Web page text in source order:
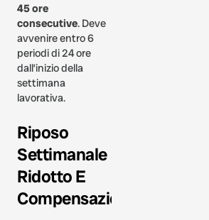
45 ore
consecutive. Deve
avvenire entro 6
periodi di 24 ore
dall’inizio della
settimana
lavorativa.
Riposo
Settimanale
Ridotto E
Compensazione